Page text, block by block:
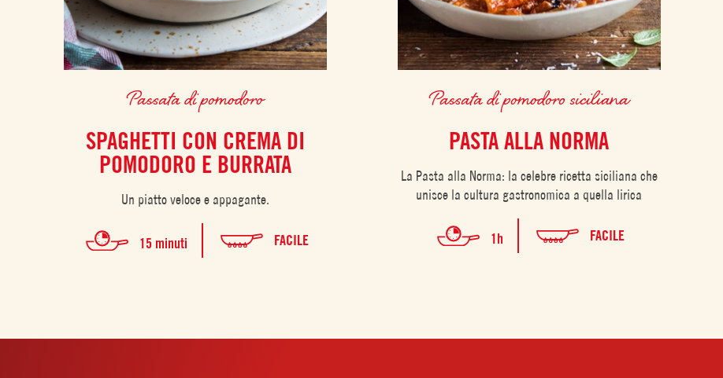
Passata di pomodoro
SPAGHETTI CON CREMA DI
POMODORO E BURRATA
Un piatto veloce e appagante.
15 minuti FACILE
Passata di pomodoro siciliana
PASTA ALLA NORMA
La Pasta alla Norma: la celebre ricetta siciliana che
unisce la cultura gastronomica a quella lirica
1h FACILE